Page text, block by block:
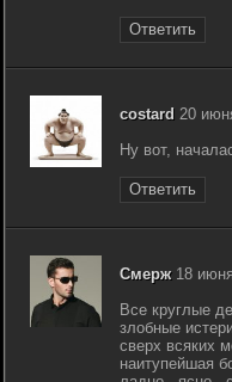
Ответить
costard 20
Ну вот,
Ответить
Смерж18
Все круглые
злобные
сверх всяких
наитупейшая